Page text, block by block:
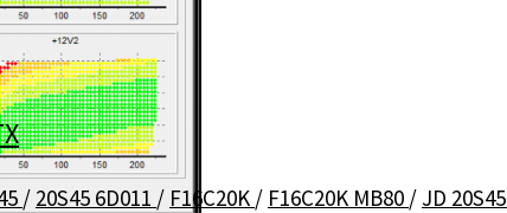
/ 20S45 6D011 / F16C20K / F16C20K MB80 / JD 20S45